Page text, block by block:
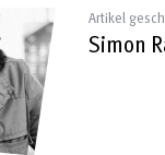
Artikel
Simon